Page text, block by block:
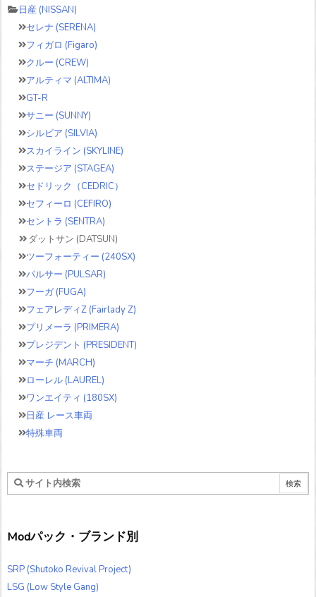
日産 (NISSAN)
セレナ (SERENA)
フィガロ (Figaro)
クルー (CREW)
アルティマ (ALTIMA)
GT-R
サニー (SUNNY)
シルビア (SILVIA)
スカイライン (SKYLINE)
ステージア (STAGEA)
セドリック（CEDRIC）
セフィーロ (CEFIRO)
セントラ (SENTRA)
ダットサン (DATSUN)
ツーフォーティー (240SX)
パルサー (PULSAR)
フーガ (FUGA)
フェアレディZ (Fairlady Z)
プリメーラ (PRIMERA)
プレジデント (PRESIDENT)
マーチ (MARCH)
ローレル (LAUREL)
ワンエイティ (180SX)
日産 レース車両
特殊車両
Modパック・ブランド別
SRP (Shutoko Revival Project)
LSG (Low Style Gang)